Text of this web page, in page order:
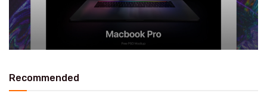
Recommended